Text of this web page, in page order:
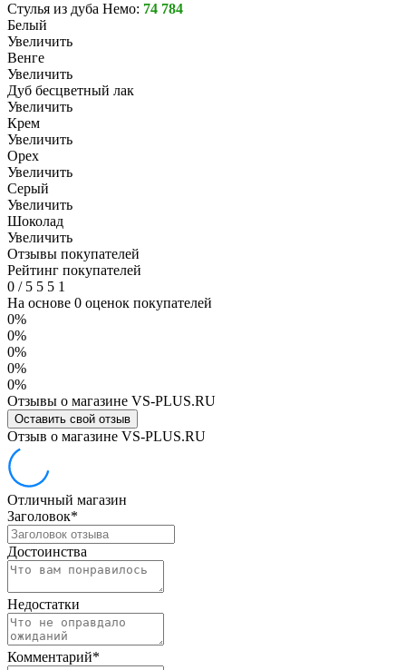
Стулья из дуба Немо: 74 784
Белый
Увеличить
Венге
Увеличить
Дуб бесцветный лак
Увеличить
Крем
Увеличить
Орех
Увеличить
Серый
Увеличить
Шоколад
Увеличить
Отзывы покупателей
Рейтинг покупателей
0 /5 5 5 1
На основе 0 оценок покупателей
0%
0%
0%
0%
0%
Отзывы о магазине VS-PLUS.RU
Оставить свой отзыв
Отзыв о магазине VS-PLUS.RU
Отличный магазин
Заголовок*
Достоинства
Недостатки
Комментарий*